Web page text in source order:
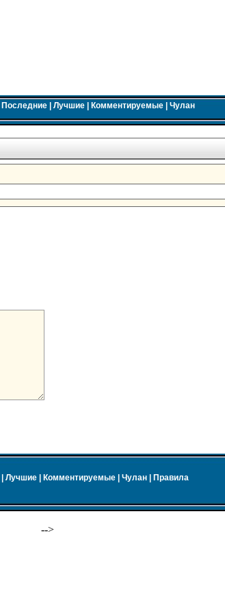
Последние| Лучшие| Комментируемые| Чулан
Лучшие Комментируемые Чулан Правила
-->